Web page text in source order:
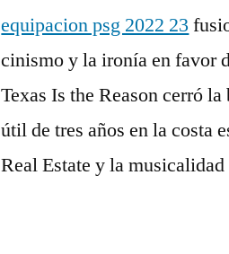
equipacion psg 2022 23
cinismo y la ironía en favor
Texas Is the Reason cerró
útil de tres años en la costa
Real Estate y la